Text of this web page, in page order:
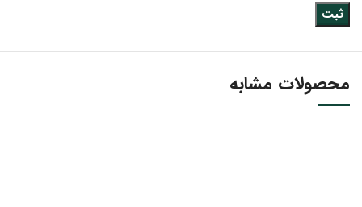
محصولات مشابه